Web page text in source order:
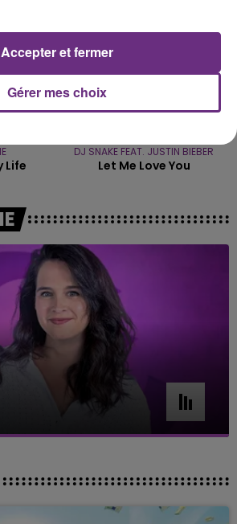
Life
DJ SNAKE FEAT. JUSTIN BIEBER
Let Me Love You
Gérer mes choix
Accepter et fermer